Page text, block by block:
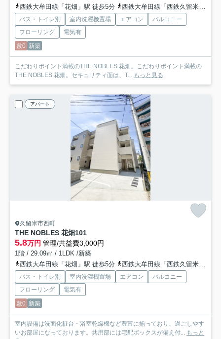
西鉄大牟田線「花畑」駅 徒歩5分
西鉄大牟田線「西鉄久留米」駅 徒歩10分
バス・トイレ別 室内洗濯機置場 エアコン
バルコニー
フローリング
電気有
敷0 新築
こだわりポイント満載のTHE NOBLES 花畑。こだわりポイント満載の
THE NOBLES 花畑。セキュリティ面は、T...
もっと見る
アパート
久留米市西町
THE NOBLES 花畑101
5.8万円 管理/共益費3,000円
1階 / 29.09㎡ / 1LDK /新築
西鉄大牟田線「花畑」駅 徒歩5分
西鉄大牟田線「西鉄久留米」駅 徒歩10分
バス・トイレ別 室内洗濯機置場 エアコン
バルコニー
フローリング
電気有
敷0 新築
室内設備は洗面化粧台・浴室乾燥機など豊富に揃っており、過ごしやす
いお部屋になっております。共用部には宅配ボックスが備え付...
もっと